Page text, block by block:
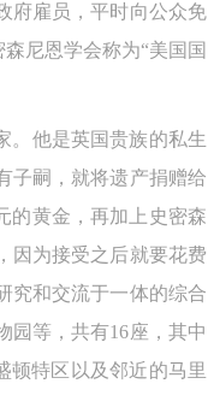
府雇员，平时向公众免
尼恩学会称为“美国国
。他是英国贵族的私生
子嗣，就将遗产捐赠给
的黄金，再加上史密森
因为接受之后就要花费
究和交流于一体的综合
园等，共有16座，其中
顿特区以及邻近的马里